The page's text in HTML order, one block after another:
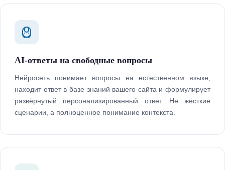
AI-ответы на свободные вопросы
Нейросеть понимает вопросы на естественном языке,
находит ответ в базе знаний вашего сайта и формулирует
развёрнутый персонализированный ответ. Не жёсткие
сценарии, а полноценное понимание контекста.